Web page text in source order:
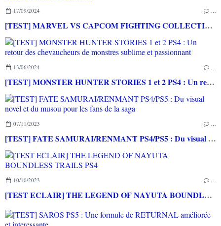
17/09/2024 …
[TEST] MARVEL VS CAPCOM FIGHTING COLLECTION : ARCADE CLASSICS PS4 : Des très bons jeux vidéo sortis en arcade de retour à la maison!
13/06/2024 …
[TEST] MONSTER HUNTER STORIES 1 et 2 PS4 : Un retour des chevaucheurs de monstres sublime et passionnant
07/11/2023 …
[TEST] FATE SAMURAI/RENMANT PS4/PS5 : Du visual novel et du musou pour les fans de la saga
10/10/2023 …
[TEST ECLAIR] THE LEGEND OF NAYUTA BOUNDLESS TRAILS PS4